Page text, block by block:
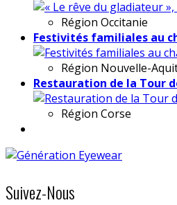
Région Occitanie
Festivités familiales au
Région Nouvelle-
Restauration de la Tour
Région Corse
Suivez-Nous